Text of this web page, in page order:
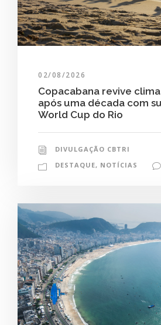
02/08/2026
Copacabana revive
após uma década com
World Cup do Rio
DIVULGAÇÃO CBTRI
DESTAQUE, NOTÍCIAS